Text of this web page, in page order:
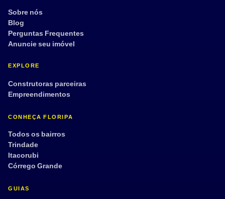
Sobre nós
Blog
Perguntas Frequentes
Anuncie seu imóvel
EXPLORE
Construtoras parceiras
Empreendimentos
CONHEÇA FLORIPA
Todos os bairros
Trindade
Itacorubi
Córrego Grande
GUIAS